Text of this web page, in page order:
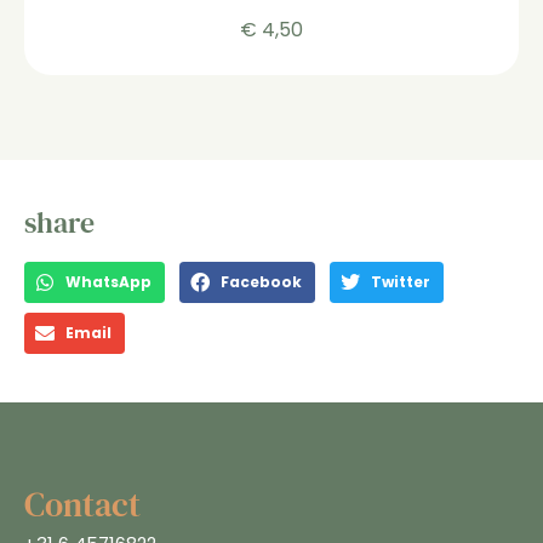
€ 4,50
share
WhatsApp Facebook Twitter
Email
Contact